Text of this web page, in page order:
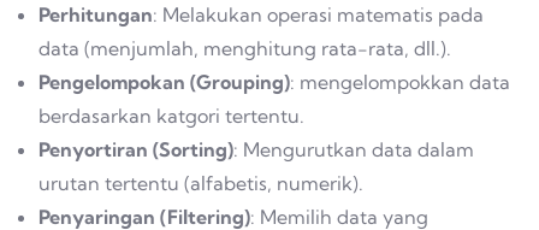
Perhitungan: Melakukan operasi matematis pada
data (menjumlah, menghitung rata-rata, dll.).
Pengelompokan (Grouping): mengelompokkan data
berdasarkan katgori tertentu.
Penyortiran (Sorting): Mengurutkan data dalam
urutan tertentu (alfabetis, numerik).
Penyaringan (Filtering): Memilih data yang